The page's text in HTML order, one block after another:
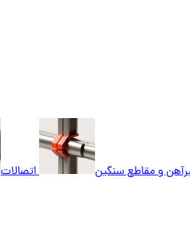
و مقاطع سنگین اتصالات